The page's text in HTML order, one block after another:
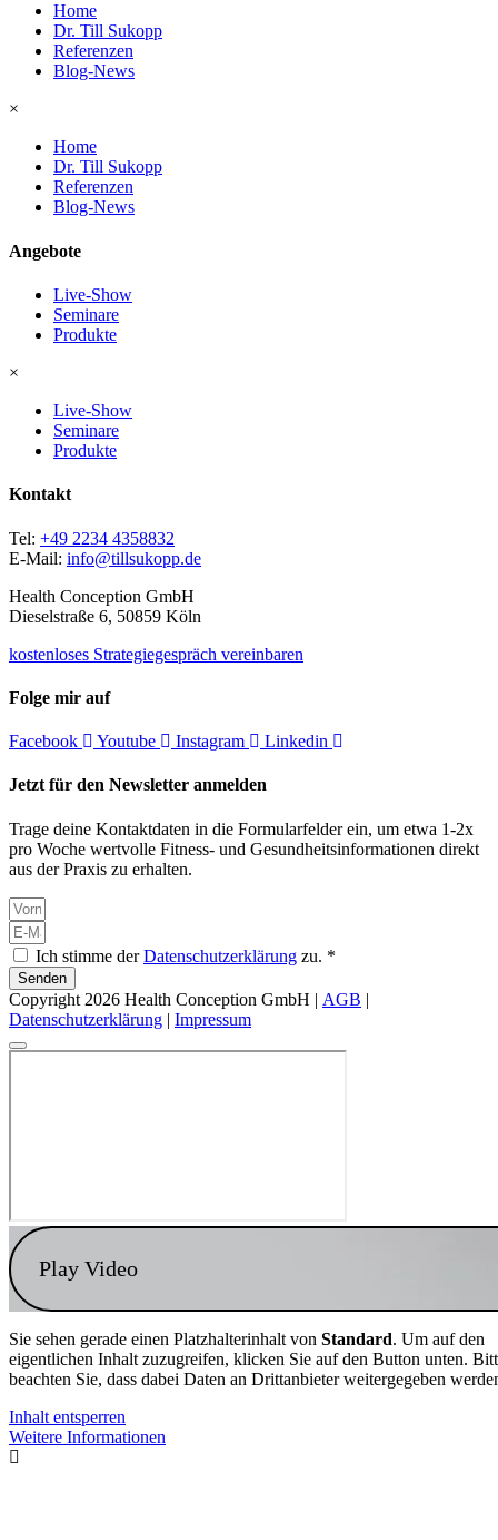
Home
Dr. Till Sukopp
Referenzen
Blog-News
×
Home
Dr. Till Sukopp
Referenzen
Blog-News
Angebote
Live-Show
Seminare
Produkte
×
Live-Show
Seminare
Produkte
Kontakt
Tel: +49 2234 4358832
E-Mail: info@tillsukopp.de
Health Conception GmbH
Dieselstraße 6, 50859 Köln
kostenloses Strategiegespräch vereinbaren
Folge mir auf
Facebook Youtube Instagram Linkedin
Jetzt für den Newsletter anmelden
Trage deine Kontaktdaten in die Formularfelder ein, um etwa 1-2x
pro Woche wertvolle Fitness- und Gesundheitsinformationen direkt
aus der Praxis zu erhalten.
Ich stimme derDatenschutzerklärung zu. *
Senden
Copyright 2026 Health Conception GmbH | AGB |
Datenschutzerklärung | Impressum
Play Video
Sie sehen gerade einen Platzhalterinhalt von Standard. Um auf den
eigentlichen Inhalt zuzugreifen, klicken Sie auf den Button unten.
beachten Sie, dass dabei Daten an Drittanbieter weitergegeben
Inhalt entsperren
Weitere Informationen